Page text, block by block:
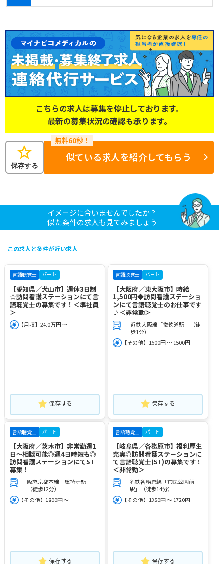
こちらの求人は募集を停止しております。
最新の募集状況の確認も承ります。
star
保存する
似ている求人を紹介してもらう
イメージに合いませんでしたか？
似た条件の求人も見てみましょう
この求人と条件が近い求人
言語聴覚士 パート
【愛知県／犬山市】週休3日制
☆訪問看護ステーションにて言
語聴覚士の募集です！＜準社員
＞
【月収】24.0万円 ～
保存する
言語聴覚士 パート
【大阪府／東大阪市】時給
1,500円◆訪問看護ステーショ
ンにて言語聴覚士のお仕事です
♪＜非常勤＞
近鉄大阪線「俊徳道駅」（徒
歩1分）
【その他】1500円 ～ 1500円
保存する
言語聴覚士 パート
【大阪府／茨木市】非常勤週1
日～相談可能◎週4日時短も◎
訪問看護ステーションにてST
募集！
阪急京都本線「総持寺駅」
（徒歩12分）
【その他】1800円 ～
保存する
言語聴覚士 パート
【岐阜県／各務原市】福利厚生
充実◎訪問看護ステーションに
て言語聴覚士(ST)の募集です！
＜非常勤＞
名鉄各務原線「市民公園前
駅」（徒歩14分）
【その他】1350円 ～ 1720円
保存する